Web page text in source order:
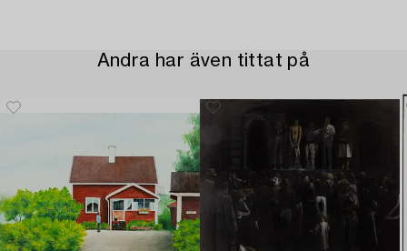
Andra har även tittat på